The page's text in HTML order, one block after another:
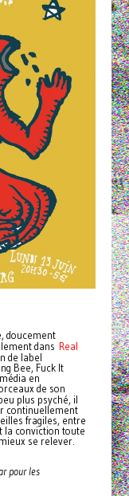
doucement
dans Real
de label
Bee, Fuck It
en
de son
plus psyché, il
continuellement
fragiles, entre
la conviction toute
se relever.
pour les